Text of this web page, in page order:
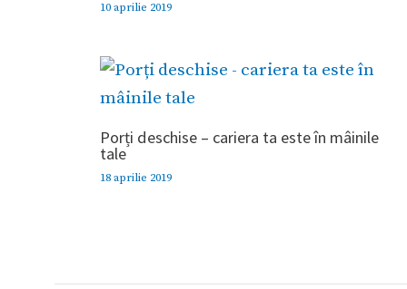
10 aprilie 2019
Porți deschise – cariera ta este în mâinile
tale
18 aprilie 2019